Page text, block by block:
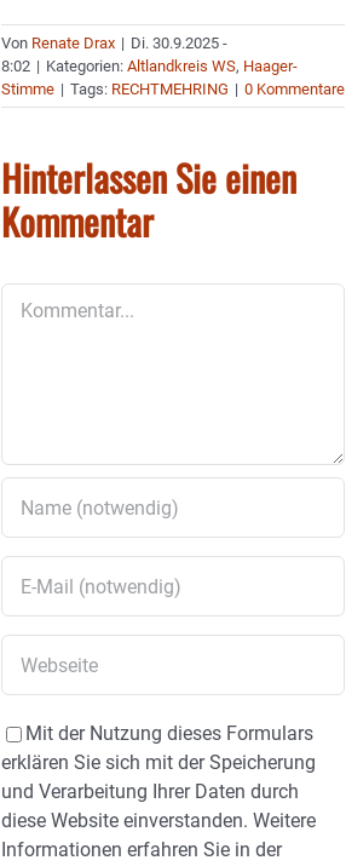
Von Renate Drax | Di. 30.9.2025 -
8:02 | Kategorien:Altlandkreis WS, Haager-
Stimme | Tags: RECHTMEHRING | 0 Kommentare
Hinterlassen Sie einen
Kommentar
Mit der Nutzung dieses Formulars
erklären Sie sich mit der Speicherung
und Verarbeitung Ihrer Daten durch
diese Website einverstanden. Weitere
Informationen erfahren Sie in der